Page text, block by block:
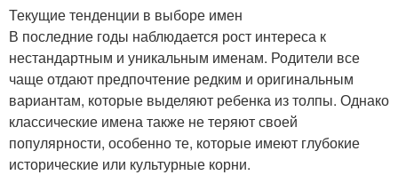
именах
Имена в разных
регионах
Русские имена
Текущие тенденции в выборе имен
В последние годы наблюдается рост интереса к
нестандартным и уникальным именам. Родители все
чаще отдают предпочтение редким и оригинальным
вариантам, которые выделяют ребенка из толпы. Однако
классические имена также не теряют своей
популярности, особенно те, которые имеют глубокие
исторические или культурные корни.